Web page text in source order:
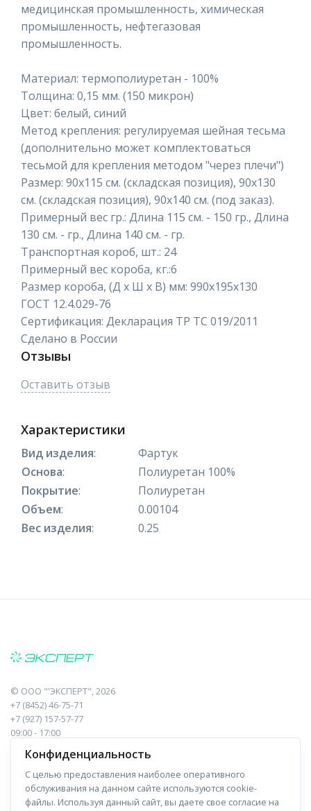
медицинская промышленность, химическая
промышленность, нефтегазовая
промышленность.
Материал: термополиуретан - 100%
Толщина: 0,15 мм. (150 микрон)
Цвет: белый, синий
Метод крепления: регулируемая шейная тесьма
(дополнительно может комплектоваться
тесьмой для крепления методом "через плечи")
Размер: 90х115 см. (складская позиция), 90х130
см. (складская позиция), 90х140 см. (под заказ).
Примерный вес гр.: Длина 115 см. - 150 гр., Длина
130 см. - гр., Длина 140 см. - гр.
Транспортная короб, шт.: 24
Примерный вес короба, кг.:6
Размер короба, (Д х Ш х В) мм: 990х195х130
ГОСТ 12.4.029-76
Сертификация: Декларация ТР ТС 019/2011
Сделано в России
Отзывы
Оставить отзыв
Характеристики
Вид изделия:
Фартук
Основа:
Полиуретан 100%
Покрытие:
Полиуретан
Объем:
0.00104
Вес изделия: 0.25
© ООО "'ЭКСПЕРТ", 2026
+7 (8452) 46-75-71
+7 (927) 157-57-77
09:00 - 17:00
410017, Саратов, Пугачева, 10 к1, оф.23
Навигация Информация
Конфиденциальность
С целью предоставления наиболее оперативного
обслуживания на данном сайте используются cookie-
файлы. Используя данный сайт, вы даете свое согласие на